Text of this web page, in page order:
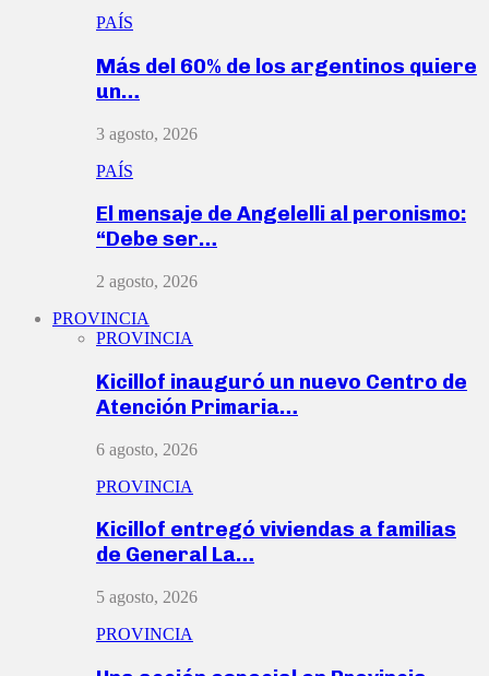
PAÍS
Más del 60% de los argentinos quiere
un…
3 agosto, 2026
PAÍS
El mensaje de Angelelli al peronismo:
“Debe ser…
2 agosto, 2026
PROVINCIA
PROVINCIA
Kicillof inauguró un nuevo Centro de
Atención Primaria…
6 agosto, 2026
PROVINCIA
Kicillof entregó viviendas a familias
de General La…
5 agosto, 2026
PROVINCIA